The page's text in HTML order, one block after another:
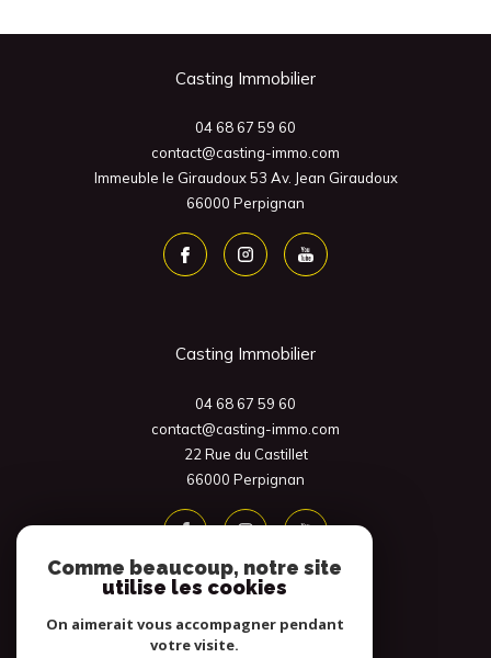
Casting Immobilier
04 68 67 59 60
contact@casting-immo.com
Immeuble le Giraudoux 53 Av. Jean Giraudoux
66000
Perpignan
Casting Immobilier
04 68 67 59 60
contact@casting-immo.com
22 Rue du Castillet
66000
Perpignan
Comme beaucoup, notre site
utilise les cookies
On aimerait vous accompagner pendant
votre visite.